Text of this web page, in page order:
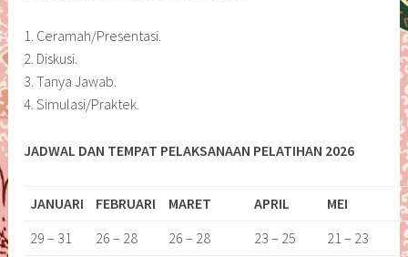
1. Ceramah/Presentasi.
2. Diskusi.
3. Tanya Jawab.
4. Simulasi/Praktek.
JADWAL DAN TEMPAT PELAKSANAAN PELATIHAN 2026
JANUARI FEBRUARI MARET APRIL MEI
29 – 31
26 – 28 26 – 28 23 – 25 21 – 23